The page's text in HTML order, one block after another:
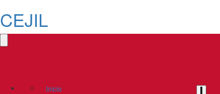
CEJIL
Inicio